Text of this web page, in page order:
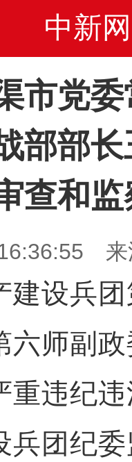
中新网
市党
部部
查和
来
设兵团
六师副
重违纪
兵团纪